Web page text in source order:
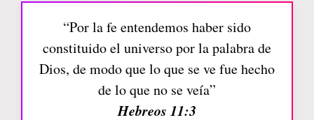
“Por la fe entendemos haber sido
constituido el universo por la palabra de
Dios, de modo que lo que se ve fue hecho
de lo que no se veía”
Hebreos 11:3